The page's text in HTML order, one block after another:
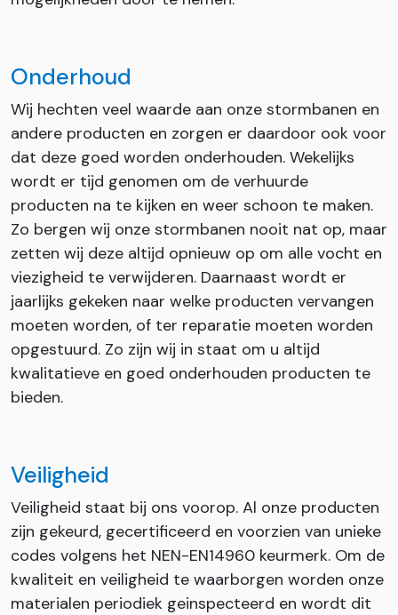
Onderhoud
Wij hechten veel waarde aan onze stormbanen en
andere producten en zorgen er daardoor ook voor
dat deze goed worden onderhouden. Wekelijks
wordt er tijd genomen om de verhuurde
producten na te kijken en weer schoon te maken.
Zo bergen wij onze stormbanen nooit nat op, maar
zetten wij deze altijd opnieuw op om alle vocht en
viezigheid te verwijderen. Daarnaast wordt er
jaarlijks gekeken naar welke producten vervangen
moeten worden, of ter reparatie moeten worden
opgestuurd. Zo zijn wij in staat om u altijd
kwalitatieve en goed onderhouden producten te
bieden.
Veiligheid
Veiligheid staat bij ons voorop. Al onze producten
zijn gekeurd, gecertificeerd en voorzien van unieke
codes volgens het NEN-EN14960 keurmerk. Om de
kwaliteit en veiligheid te waarborgen worden onze
materialen periodiek geinspecteerd en wordt dit